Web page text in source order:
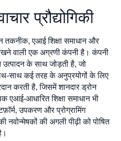
प्रौद्योगिकी
तकनीक, एआई शिक्षा समाधान और
वाली एक अग्रणी कंपनी है। कंपनी
उत्पादन के साथ जोड़ती है, जो
साथ कई तरह के अनुप्रयोगों के लिए
करती है, जिसमें शानदार ड्रोन
एआई-आधारित शिक्षा समाधान भी
उपकरण और प्रोग्रामिंग
नवोन्मेषकों की अगली पीढ़ी को पोषित